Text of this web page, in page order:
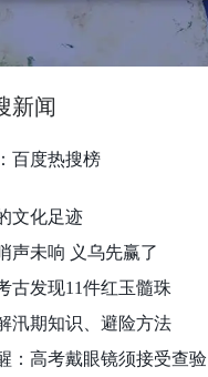
新闻
百度热搜榜
文化足迹
声未响 义乌先赢了
古发现11件红玉髓珠
汛期知识、避险方法
：高考戴眼镜须接受查验